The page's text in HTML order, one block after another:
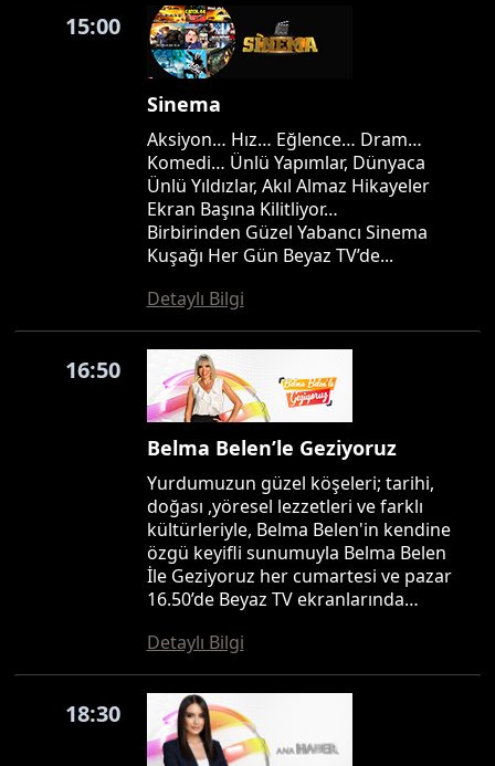
15:00
Sinema
Aksiyon… Hız… Eğlence… Dram…
Komedi… Ünlü Yapımlar, Dünyaca
Ünlü Yıldızlar, Akıl Almaz Hikayeler
Ekran Başına Kilitliyor…
Birbirinden Güzel Yabancı Sinema
Kuşağı Her Gün Beyaz TV’de...
Detaylı Bilgi
16:50
Belma Belen’le Geziyoruz
Yurdumuzun güzel köşeleri; tarihi,
doğası ,yöresel lezzetleri ve farklı
kültürleriyle, Belma Belen'in kendine
özgü keyifli sunumuyla Belma Belen
İle Geziyoruz her cumartesi ve pazar
16.50’de Beyaz TV ekranlarında…
Detaylı Bilgi
18:30